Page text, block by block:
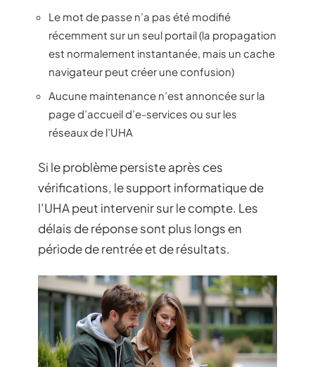
Le mot de passe n’a pas été modifié
récemment sur un seul portail (la propagation
est normalement instantanée, mais un cache
navigateur peut créer une confusion)
Aucune maintenance n’est annoncée sur la
page d’accueil d’e-services ou sur les
réseaux de l’UHA
Si le problème persiste après ces
vérifications, le support informatique de
l’UHA peut intervenir sur le compte. Les
délais de réponse sont plus longs en
période de rentrée et de résultats.